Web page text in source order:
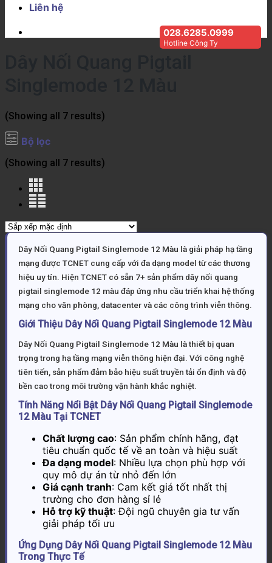
Liên hệ
028.6285.0999
Hotline Công Ty
(Showing all 7 results)
Bộ lọc
(Showing all 7 results)
Dây Nối Quang Pigtail Singlemode 12 Màu là giải pháp hạ tầng
mạng được TCNET cung cấp với đa dạng model từ các thương
hiệu uy tín. Hiện TCNET có sẵn 7+ sản phẩm dây nối quang
pigtail singlemode 12 màu đáp ứng nhu cầu triển khai hệ thống
mạng cho văn phòng, datacenter và các công trình viễn thông.
Giới Thiệu Dây Nối Quang Pigtail Singlemode 12 Màu
Dây Nối Quang Pigtail Singlemode 12 Màu là thiết bị quan
trọng trong hạ tầng mạng viễn thông hiện đại. Với công nghệ
tiên tiến, sản phẩm đảm bảo hiệu suất truyền tải ổn định và độ
bền cao trong môi trường vận hành khắc nghiệt.
Tính Năng Nổi Bật Dây Nối Quang Pigtail Singlemode
12 Màu Tại TCNET
Chất lượng cao: Sản phẩm chính hãng, đạt
tiêu chuẩn quốc tế về an toàn và hiệu suất
Đa dạng model: Nhiều lựa chọn phù hợp với
quy mô dự án từ nhỏ đến lớn
Giá cạnh tranh: Cam kết giá tốt nhất thị
trường cho đơn hàng sỉ lẻ
Hỗ trợ kỹ thuật: Đội ngũ chuyên gia tư vấn
giải pháp tối ưu
Ứng Dụng Dây Nối Quang Pigtail Singlemode 12 Màu
Trong Thực Tế